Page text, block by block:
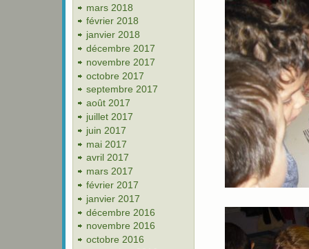
mars 2018
février 2018
janvier 2018
décembre 2017
novembre 2017
octobre 2017
septembre 2017
août 2017
juillet 2017
juin 2017
mai 2017
avril 2017
mars 2017
février 2017
janvier 2017
décembre 2016
novembre 2016
octobre 2016